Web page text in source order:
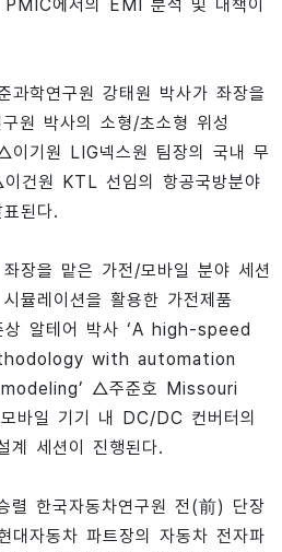
에서의 EMI 분석 및 대책이
과학연구원 강태원 박사가 좌장을
원 박사의 소형/초소형 위성
기원 LIG넥스원 팀장의 국내 무
건원 KTL 선임의 항공국방분야
된다.
장을 맡은 가전/모바일 분야 세션
뮬레이션을 활용한 가전제품
알테어 박사 ‘A high-speed
with automation
△주준호 Missouri
일 기기 내 DC/DC 컨버터의
세션이 진행된다.
렬 한국자동차연구원 전(前) 단장
자동차 파트장의 자동차 전자파